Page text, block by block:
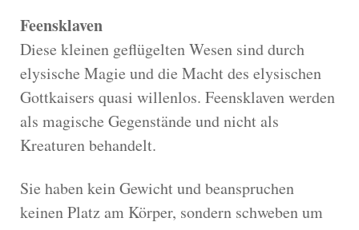
Feensklaven
Diese kleinen geflügelten Wesen sind durch
elysische Magie und die Macht des elysischen
Gottkaisers quasi willenlos. Feensklaven werden
als magische Gegenstände und nicht als
Kreaturen behandelt.
Sie haben kein Gewicht und beanspruchen
keinen Platz am Körper, sondern schweben um